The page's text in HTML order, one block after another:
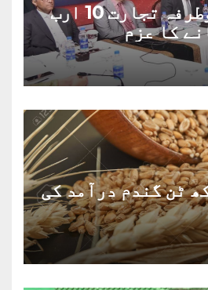
پاک ایران دوطرفہ تجارت 10 ارب
کا عزم
کی 10 لاکھ ٹن گندم درآمد کی